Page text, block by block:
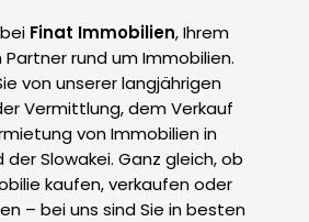
Finat Immobilien, Ihrem
Partner rund um Immobilien.
von unserer langjährigen
Vermittlung, dem Verkauf
von Immobilien in
Slowakei. Ganz gleich, ob
kaufen, verkaufen oder
– bei uns sind Sie in besten